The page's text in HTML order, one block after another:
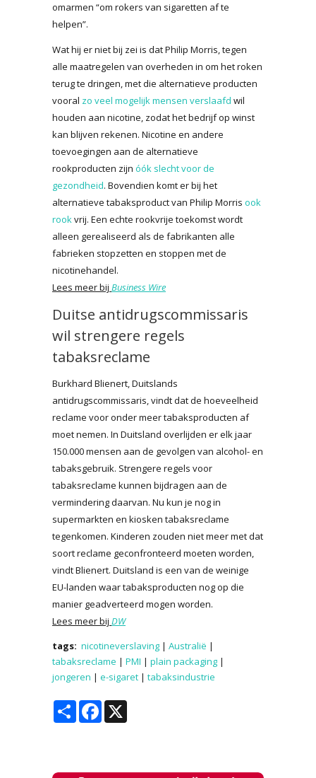
omarmen “om rokers van sigaretten af te
helpen”.
Wat hij er niet bij zei is dat Philip Morris, tegen
alle maatregelen van overheden in om het roken
terug te dringen, met die alternatieve producten
vooral zo veel mogelijk mensen verslaafd wil
houden aan nicotine, zodat het bedrijf op winst
kan blijven rekenen. Nicotine en andere
toevoegingen aan de alternatieve
rookproducten zijn óók slecht voor de
gezondheid. Bovendien komt er bij het
alternatieve tabaksproduct van Philip Morris ook
rookvrij. Een echte rookvrije toekomst wordt
alleen gerealiseerd als de fabrikanten alle
fabrieken stopzetten en stoppen met de
nicotinehandel.
Lees meer bij Business Wire
Duitse antidrugscommissaris
wil strengere regels
tabaksreclame
Burkhard Blienert, Duitslands
antidrugscommissaris, vindt dat de hoeveelheid
reclame voor onder meer tabaksproducten af
moet nemen. In Duitsland overlijden er elk jaar
150.000 mensen aan de gevolgen van alcohol- en
tabaksgebruik. Strengere regels voor
tabaksreclame kunnen bijdragen aan de
vermindering daarvan. Nu kun je nog in
supermarkten en kiosken tabaksreclame
tegenkomen. Kinderen zouden niet meer met dat
soort reclame geconfronteerd moeten worden,
vindt Blienert. Duitsland is een van de weinige
EU-landen waar tabaksproducten nog op die
manier geadverteerd mogen worden.
Lees meer bij DW
tags: nicotineverslaving | Australië |
tabaksreclame | PMI | plain packaging |
jongeren | e-sigaret | tabaksindustrie
Share Facebook